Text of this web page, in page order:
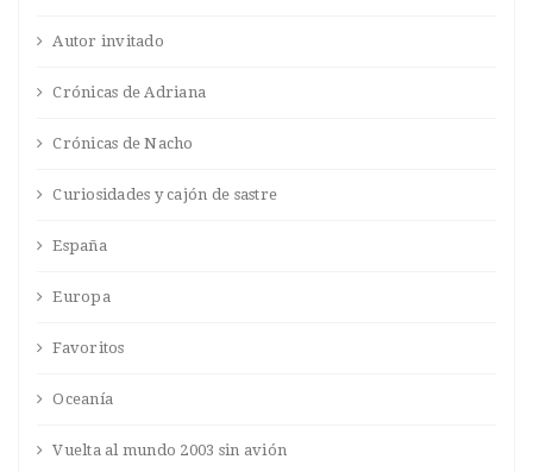
Autor invitado
Crónicas de Adriana
Crónicas de Nacho
Curiosidades y cajón de sastre
España
Europa
Favoritos
Oceanía
Vuelta al mundo 2003 sin avión